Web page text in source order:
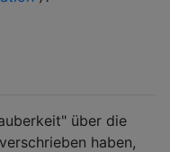
über die
haben,